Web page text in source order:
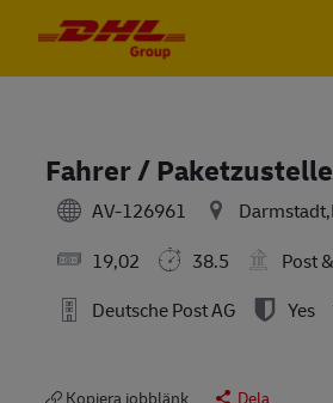
Fahrer /
AV-126961
19,02
38.5
Post
Deutsche Post AG
Yes
Kopiera jobblänk Dela